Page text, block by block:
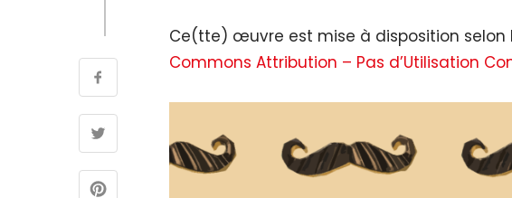
Ce(tte) œuvre est mise à disposition selon
Commons Attribution – Pas d’Utilisation